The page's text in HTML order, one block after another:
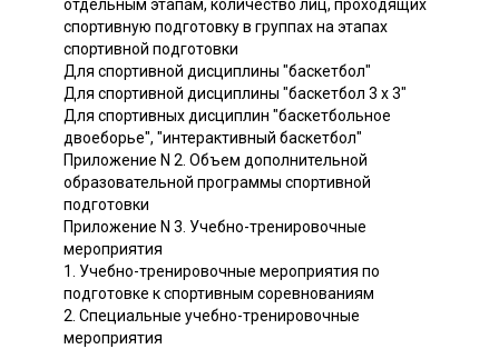
отдельным этапам, количество лиц, проходящих
спортивную подготовку в группах на этапах
спортивной подготовки
Для спортивной дисциплины "баскетбол"
Для спортивной дисциплины "баскетбол 3 x 3"
Для спортивных дисциплин "баскетбольное
двоеборье", "интерактивный баскетбол"
Приложение N 2. Объем дополнительной
образовательной программы спортивной
подготовки
Приложение N 3. Учебно-тренировочные
мероприятия
1. Учебно-тренировочные мероприятия по
подготовке к спортивным соревнованиям
2. Специальные учебно-тренировочные
мероприятия